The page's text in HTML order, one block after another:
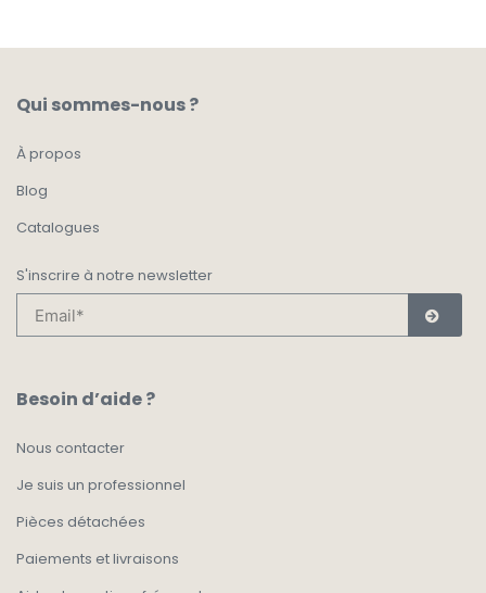
Qui sommes-nous ?
À propos
Blog
Catalogues
S'inscrire à notre newsletter
Besoin d’aide ?
Nous contacter
Je suis un professionnel
Pièces détachées
Paiements et livraisons